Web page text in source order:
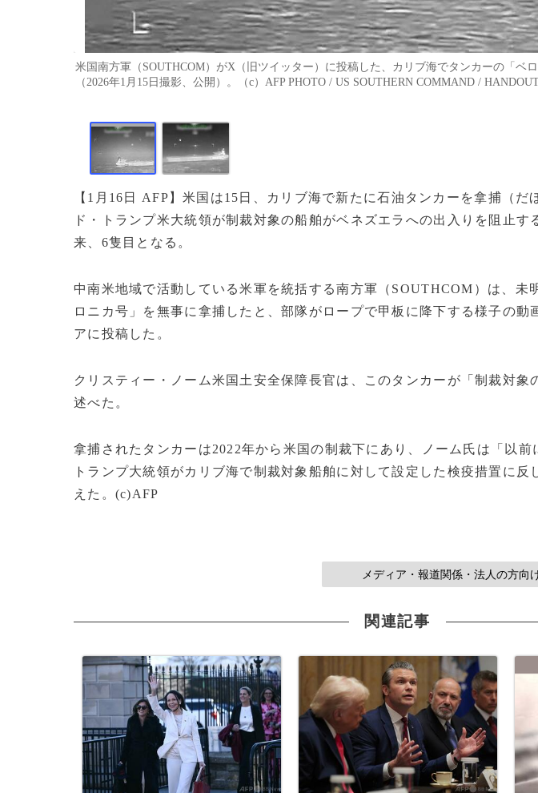
米国南方軍（SOUTHCOM）がX（旧ツイッター）に投稿した、カリブ海でタンカーの「ベ
（2026年1月15日撮影、公開）。（c）AFP PHOTO / US SOUTHERN COMMAND /
【1月16日 AFP】米国は15日、カリブ海で新たに石油タンカーを拿捕（だ
ド・トランプ米大統領が制裁対象の船舶がベネズエラへの出入りを阻止す
来、6隻目となる。
中南米地域で活動している米軍を統括する南方軍（SOUTHCOM）は、未
ロニカ号」を無事に拿捕したと、部隊がロープで甲板に降下する様子の動
アに投稿した。
クリスティー・ノーム米国土安全保障長官は、このタンカーが「制裁対象
述べた。
拿捕されたタンカーは2022年から米国の制裁下にあり、ノーム氏は「以前
トランプ大統領がカリブ海で制裁対象船舶に対して設定した検疫措置に反
えた。(c)AFP
メディア・報道関係・法人の方向
関連記事